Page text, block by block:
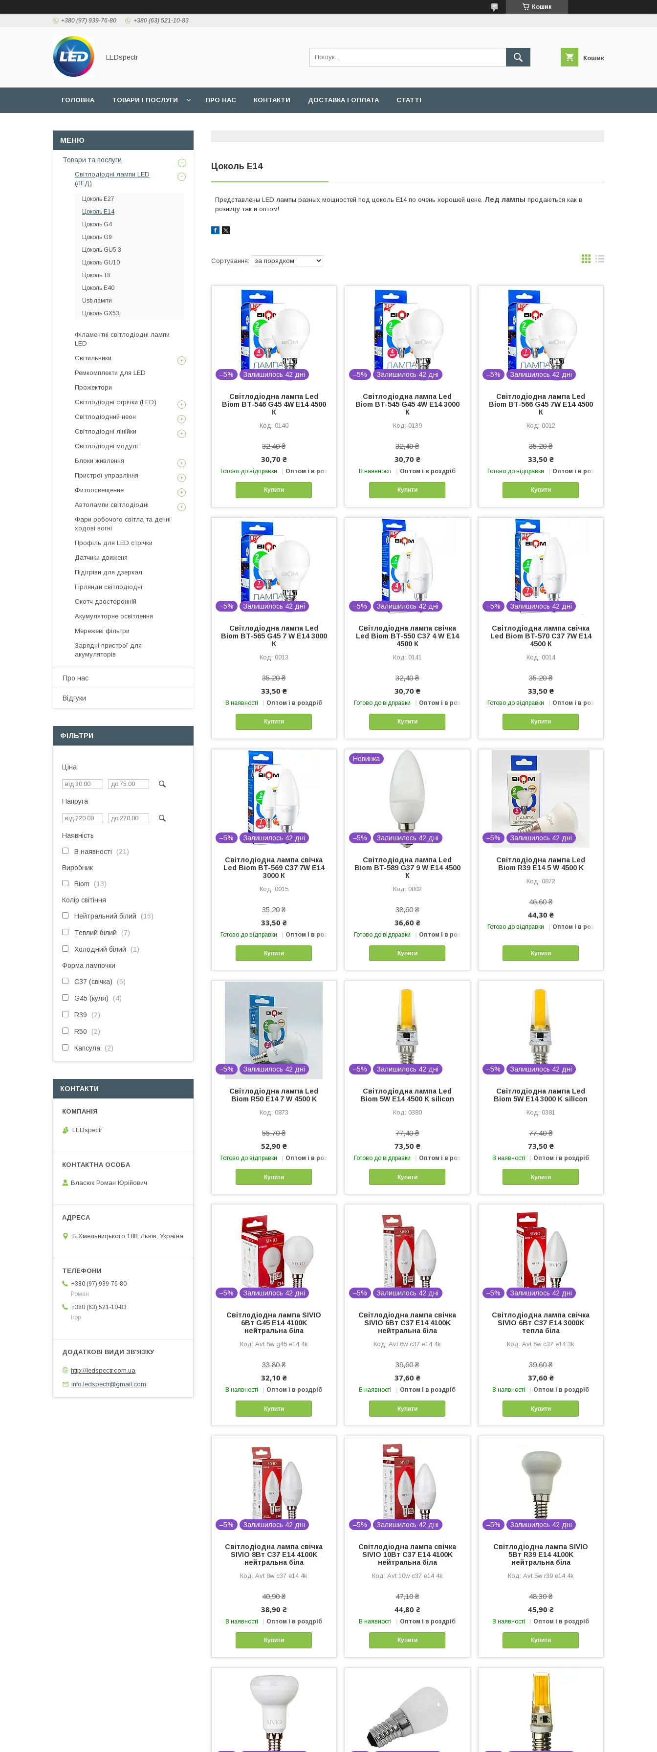
Кошик
+380 (97) 939-76-80 +380 (63) 521-10-83
LEDspectr Кошик
ГОЛОВНА ТОВАРИ І ПОСЛУГИ ПРО НАС КОНТАКТИ ДОСТАВКА І ОПЛАТА СТАТТІ
Цоколь E14
Представлены LED лампы разных мощностей под цоколь E14 по очень хорошей цене. Лед лампы продаються как в
розницу так и оптом!
–5% Залишилось 42 дні
Світлодіодна лампа Led
Biom BT-546 G45 4W E14 4500
К
0140
32,40 ₴
30,70 ₴
Готово до відправки Оптом і в роздріб
Купити
–5% Залишилось 42 дні
Світлодіодна лампа Led
Biom BT-545 G45 4W E14 3000
К
0139
32,40 ₴
30,70 ₴
В наявності Оптом і в роздріб
Купити
–5% Залишилось 42 дні
Світлодіодна лампа Led
Biom BT-566 G45 7W E14 4500
К
0012
35,20 ₴
33,50 ₴
Готово до відправки Оптом і в роздріб
Купити
–5% Залишилось 42 дні
Світлодіодна лампа Led
Biom BT-565 G45 7 W E14 3000
К
0013
35,20 ₴
33,50 ₴
В наявності Оптом і в роздріб
Купити
–5% Залишилось 42 дні
Світлодіодна лампа свічка
Led Biom BT-550 C37 4 W E14
4500 К
0141
32,40 ₴
30,70 ₴
Готово до відправки Оптом і в роздріб
Купити
–5% Залишилось 42 дні
Світлодіодна лампа свічка
Led Biom BT-570 C37 7W E14
4500 К
0014
35,20 ₴
33,50 ₴
Готово до відправки Оптом і в роздріб
Купити
–5% Залишилось 42 дні
Світлодіодна лампа свічка
Led Biom BT-569 C37 7W E14
3000 К
0015
35,20 ₴
33,50 ₴
Готово до відправки Оптом і в роздріб
Купити
Новинка
–5% Залишилось 42 дні
Світлодіодна лампа Led
Biom BT-589 G37 9 W E14 4500
К
0802
38,60 ₴
36,60 ₴
Готово до відправки Оптом і в роздріб
Купити
–5% Залишилось 42 дні
Світлодіодна лампа Led
Biom R39 Е14 5 W 4500 K
0872
46,60 ₴
44,30 ₴
Готово до відправки Оптом і в роздріб
Купити
–5% Залишилось 42 дні
Світлодіодна лампа Led
Biom R50 Е14 7 W 4500 K
0873
55,70 ₴
52,90 ₴
Готово до відправки Оптом і в роздріб
Купити
–5% Залишилось 42 дні
Світлодіодна лампа Led
Biom 5W Е14 4500 K silicon
0380
77,40 ₴
73,50 ₴
Готово до відправки Оптом і в роздріб
Купити
–5% Залишилось 42 дні
Світлодіодна лампа Led
Biom 5W Е14 3000 K silicon
0381
77,40 ₴
73,50 ₴
В наявності Оптом і в роздріб
Купити
–5% Залишилось 42 дні
Світлодіодна лампа SIVIO
6Вт G45 E14 4100K
нейтральна біла
Avt 6w g45 e14 4k
33,80 ₴
32,10 ₴
В наявності Оптом і в роздріб
Купити
–5% Залишилось 42 дні
Світлодіодна лампа свічка
SIVIO 6Вт C37 E14 4100K
нейтральна біла
Avt 6w c37 e14 4k
39,60 ₴
37,60 ₴
В наявності Оптом і в роздріб
Купити
–5% Залишилось 42 дні
Світлодіодна лампа свічка
SIVIO 6Вт C37 E14 3000K
тепла біла
Avt 6w c37 e14 3k
39,60 ₴
37,60 ₴
В наявності Оптом і в роздріб
Купити
–5% Залишилось 42 дні
Світлодіодна лампа свічка
SIVIO 8Вт C37 E14 4100K
нейтральна біла
Avt 8w c37 e14 4k
40,90 ₴
38,90 ₴
В наявності Оптом і в роздріб
Купити
–5% Залишилось 42 дні
Світлодіодна лампа свічка
SIVIO 10Вт C37 E14 4100K
нейтральна біла
Avt 10w c37 e14 4k
47,10 ₴
44,80 ₴
В наявності Оптом і в роздріб
Купити
–5% Залишилось 42 дні
Світлодіодна лампа SIVIO
5Вт R39 E14 4100K
нейтральна біла
Avt 5w r39 e14 4k
48,30 ₴
45,90 ₴
В наявності Оптом і в роздріб
Купити
Товари та послуги
Світлодіодні лампи LED
(ЛЕД)
Цоколь E27
Цоколь E14
Цоколь G4
Цоколь G9
Цоколь GU5.3
Цоколь GU10
Цоколь T8
Цоколь Е40
Usb лампи
Цоколь GX53
Філаментні світлодіодні лампи
LED
Світильники
Ремкомплекти для LED
Прожектори
Світлодіодні стрічки (LED)
Світлодіодний неон
Світлодіодні лінійки
Світлодіодні модулі
Блоки живлення
Пристрої управління
Фитоосвещение
Автолампи світлодіодні
Фари робочого світла та денні
ходові вогні
Профіль для LED стрічки
Датчики движеня
Підігріви для дзеркал
Гірлянди світлодіодні
Скотч двосторонній
Акумуляторне освітлення
Мережеві фільтри
Зарядні пристрої для
акумуляторів
Про нас
Відгуки
ФІЛЬТРИ
Ціна
Напруга
Наявність
В наявності 21
Виробник
Biom 13
Колір світіння
Нейтральний білий 16
Теплий білий 7
Холодний білий 1
Форма лампочки
C37 (свічка) 5
G45 (куля) 4
R39 2
R50 2
Капсула 2
КОНТАКТИ
LEDspectr
Власюк Роман Юрійович
Б.Хмельницького 188, Львів, Україна
+380 (97) 939-76-80
Роман
+380 (63) 521-10-83
Ігор
http://ledspectr.com.ua
info.ledspectr@gmail.com